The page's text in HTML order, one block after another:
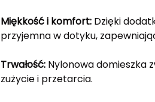
Miękkość i komfort: Dzięki
przyjemna w dotyku,
Trwałość: Nylonowa domieszka
zużycie i przetarcia.